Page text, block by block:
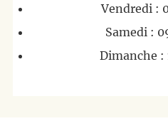
Vendredi :
Samedi :
Dimanche :